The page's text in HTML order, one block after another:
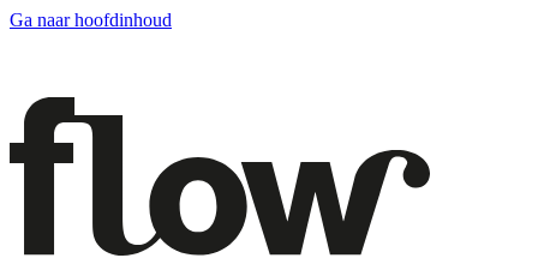
Ga naar hoofdinhoud